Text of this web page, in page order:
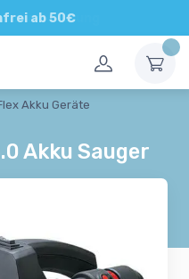
ab 50€
Beratung
Akku Geräte
Akku Sauger